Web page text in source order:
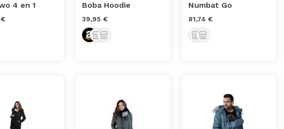
4 en 1
Boba Hoodie
39,95 €
Numbat Go
81,74 €